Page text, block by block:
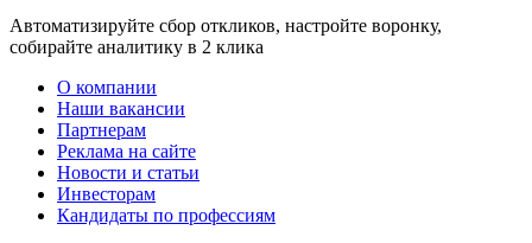
Автоматизируйте сбор откликов, настройте воронку,
собирайте аналитику в 2 клика
О компании
Наши вакансии
Партнерам
Реклама на сайте
Новости и статьи
Инвесторам
Кандидаты по профессиям